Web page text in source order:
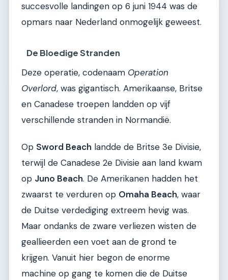
succesvolle landingen op 6 juni 1944 was de
opmars naar Nederland onmogelijk geweest.
De Bloedige Stranden
Deze operatie, codenaam Operation
Overlord, was gigantisch. Amerikaanse, Britse
en Canadese troepen landden op vijf
verschillende stranden in Normandië.
Op Sword Beach landde de Britse 3e Divisie,
terwijl de Canadese 2e Divisie aan land kwam
op Juno Beach. De Amerikanen hadden het
zwaarst te verduren op Omaha Beach, waar
de Duitse verdediging extreem hevig was.
Maar ondanks de zware verliezen wisten de
geallieerden een voet aan de grond te
krijgen. Vanuit hier begon de enorme
machine op gang te komen die de Duitse